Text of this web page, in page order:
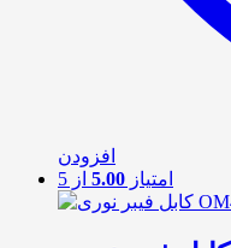
افزودن
امتیاز 5.00 از 5